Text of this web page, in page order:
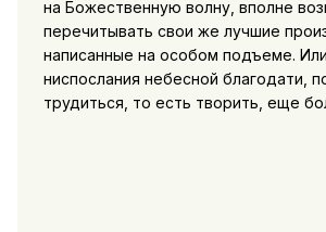
на Божественную волну, вполне
перечитывать свои же лучшие
написанные на особом подъеме.
ниспослания небесной благодати,
трудиться, то есть творить, еще